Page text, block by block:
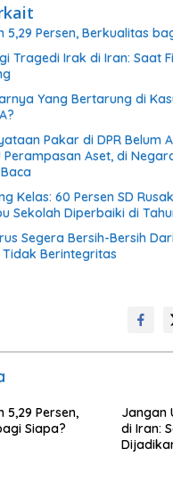
5,29 Persen, Berkualitas
Tragedi Irak di Iran: Saat
Yang Bertarung di
Pakar di DPR Belum
Perampasan Aset, di
Kelas: 60 Persen SD
Sekolah Diperbaiki di
Segera Bersih-Bersih
Berintegritas
5,29 Persen,
Siapa?
Jangan
di Iran: